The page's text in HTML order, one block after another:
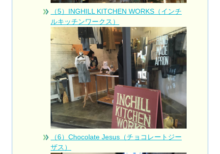
（5）INGHILL KITCHEN WORKS（インチ
ルキッチンワークス）
（6）Chocolate Jesus（チョコレートジー
ザス）